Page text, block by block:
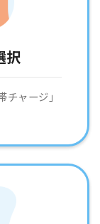
択
ャージ」